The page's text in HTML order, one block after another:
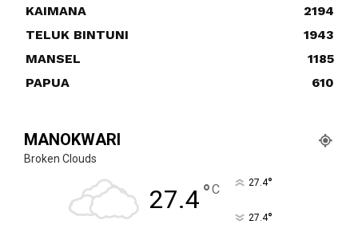
KAIMANA
2194
TELUK BINTUNI
1943
MANSEL
1185
PAPUA
610
MANOKWARI
Broken Clouds
27.4°C 27.4°
27.4°